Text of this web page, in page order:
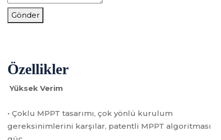
Gönder
Özellikler
Yüksek Verim
• Çoklu MPPT tasarımı, çok yönlü kurulum
gereksinimlerini karşılar, patentli MPPT algoritması